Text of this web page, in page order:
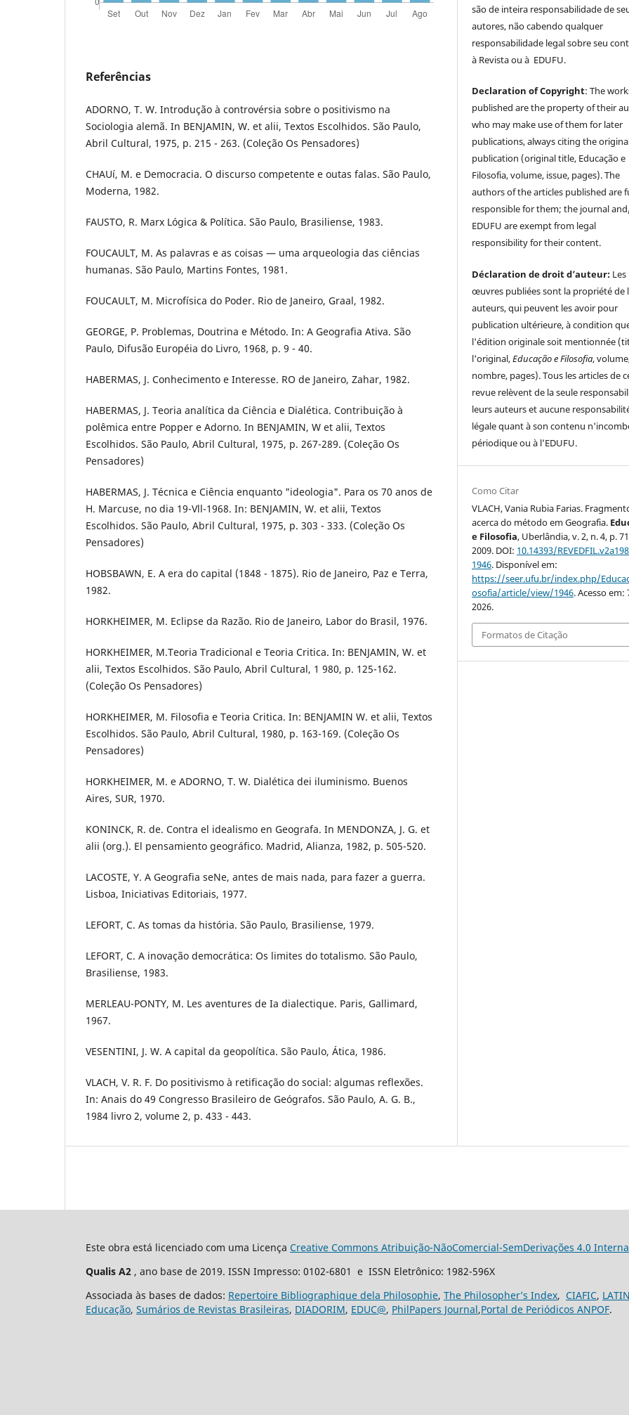
Referências
ADORNO, T. W. Introdução à controvérsia sobre o positivismo na
Sociologia alemã. In BENJAMIN, W. et alii, Textos Escolhidos. São Paulo,
Abril Cultural, 1975, p. 215 - 263. (Coleção Os Pensadores)
CHAUí, M. e Democracia. O discurso competente e outas falas. São Paulo,
Moderna, 1982.
FAUSTO, R. Marx Lógica & Política. São Paulo, Brasiliense, 1983.
FOUCAULT, M. As palavras e as coisas — uma arqueologia das ciências
humanas. São Paulo, Martins Fontes, 1981.
FOUCAULT, M. Microfísica do Poder. Rio de Janeiro, Graal, 1982.
GEORGE, P. Problemas, Doutrina e Método. In: A Geografia Ativa. São
Paulo, Difusão Européia do Livro, 1968, p. 9 - 40.
HABERMAS, J. Conhecimento e Interesse. RO de Janeiro, Zahar, 1982.
HABERMAS, J. Teoria analítica da Ciência e Dialética. Contribuição à
polêmica entre Popper e Adorno. In BENJAMIN, W et alii, Textos
Escolhidos. São Paulo, Abril Cultural, 1975, p. 267-289. (Coleção Os
Pensadores)
HABERMAS, J. Técnica e Ciência enquanto "ideologia". Para os 70 anos de
H. Marcuse, no dia 19-Vll-1968. In: BENJAMIN, W. et alii, Textos
Escolhidos. São Paulo, Abril Cultural, 1975, p. 303 - 333. (Coleção Os
Pensadores)
HOBSBAWN, E. A era do capital (1848 - 1875). Rio de Janeiro, Paz e Terra,
1982.
HORKHEIMER, M. Eclipse da Razão. Rio de Janeiro, Labor do Brasil, 1976.
HORKHEIMER, M.Teoria Tradicional e Teoria Critica. In: BENJAMIN, W. et
alii, Textos Escolhidos. São Paulo, Abril Cultural, 1 980, p. 125-162.
(Coleção Os Pensadores)
HORKHEIMER, M. Filosofia e Teoria Critica. In: BENJAMIN W. et alii, Textos
Escolhidos. São Paulo, Abril Cultural, 1980, p. 163-169. (Coleção Os
Pensadores)
HORKHEIMER, M. e ADORNO, T. W. Dialética dei iluminismo. Buenos
Aires, SUR, 1970.
KONINCK, R. de. Contra el idealismo en Geografa. In MENDONZA, J. G. et
alii (org.). El pensamiento geográfico. Madrid, Alianza, 1982, p. 505-520.
LACOSTE, Y. A Geografia seNe, antes de mais nada, para fazer a guerra.
Lisboa, Iniciativas Editoriais, 1977.
LEFORT, C. As tomas da história. São Paulo, Brasiliense, 1979.
LEFORT, C. A inovação democrática: Os limites do totalismo. São Paulo,
Brasiliense, 1983.
MERLEAU-PONTY, M. Les aventures de Ia dialectique. Paris, Gallimard,
1967.
VESENTINI, J. W. A capital da geopolítica. São Paulo, Ática, 1986.
VLACH, V. R. F. Do positivismo à retificação do social: algumas reflexões.
In: Anais do 49 Congresso Brasileiro de Geógrafos. São Paulo, A. G. B.,
1984 livro 2, volume 2, p. 433 - 443.
são de inteira responsabilidade de
autores, não cabendo qualquer
responsabilidade legal sobre seu
à Revista ou à EDUFU.
Declaration of Copyright: The
published are the property of their
who may make use of them for later
publications, always citing the
publication (original title, Educação e
Filosofia, volume, issue, pages). The
authors of the articles published are
responsible for them; the journal
EDUFU are exempt from legal
responsibility for their content.
Déclaration de droit d’auteur: Les
œuvres publiées sont la propriété de
auteurs, qui peuvent les avoir pour
publication ultérieure, à condition
l'édition originale soit mentionnée
l'original,Educação e Filosofia,
nombre, pages). Tous les articles de
revue relèvent de la seule
leurs auteurs et aucune
légale quant à son contenu
périodique ou à l’EDUFU.
Como Citar
VLACH, Vania Rubia Farias.
acerca do método em Geografia.
e Filosofia, Uberlândia, v. 2, n. 4, p.
2009. DOI: 10.14393/
1946. Disponível em:
https://seer.ufu.br/index.php/
osofia/article/view/1946. Acesso em:
2026.
Formatos de Citação
Este obra está licenciado com uma Licença Creative Commons Atribuição-NãoComercial-SemDerivações 4.0
Qualis A2 , ano base de 2019. ISSN Impresso: 0102-6801 e ISSN Eletrônico: 1982-596X
Associada às bases de dados: Repertoire Bibliographique dela Philosophie, The Philosopher’s Index, CIAFIC,
Educação, Sumários de Revistas Brasileiras, DIADORIM, EDUC@, PhilPapers Journal,Portal de Periódicos ANPOF.